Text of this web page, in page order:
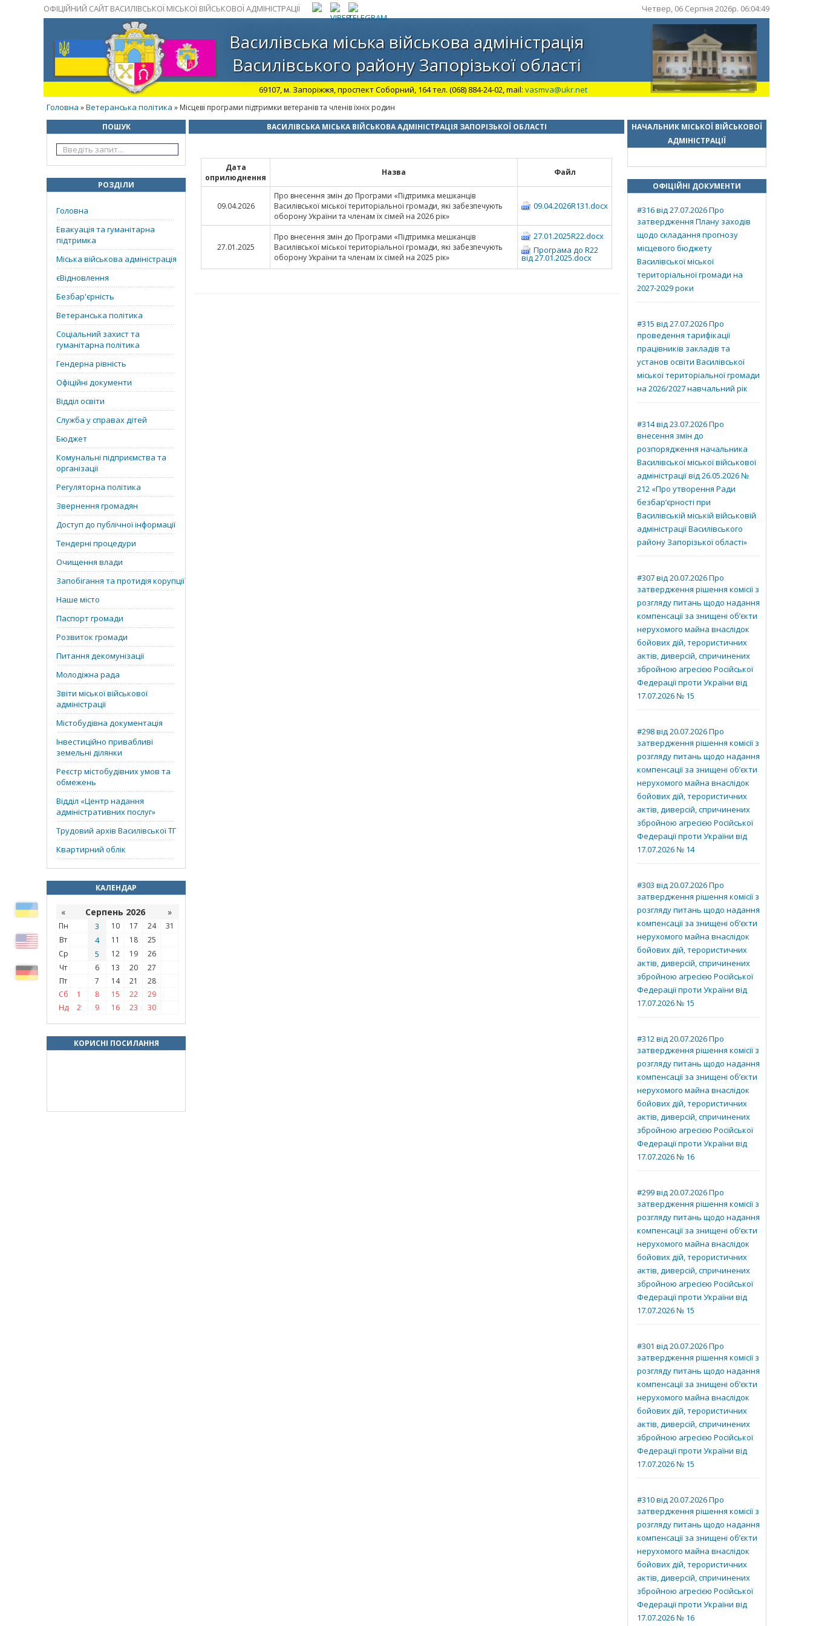
ОФІЦІЙНИЙ САЙТ ВАСИЛІВСЬКОЇ МІСЬКОЇ ВІЙСЬКОВОЇ АДМІНІСТРАЦІЇ Четвер, 06 Серпня 2026р. 06:04:49
Василівська міська військова адміністрація
Василівського району Запорізької області
69107, м. Запоріжжя, проспект Соборний, 164 тел. (068) 884-24-02, mail: vasmva@ukr.net
Головна »Ветеранська політика » Місцеві програми підтримки ветеранів та членів їхніх родин
ПОШУК
РОЗДІЛИ
Головна
Евакуація та гуманітарна
підтримка
Міська військова адміністрація
єВідновлення
Безбар'єрність
Ветеранська політика
Соціальний захист та
гуманітарна політика
Гендерна рівність
Офіційні документи
Відділ освіти
Служба у справах дітей
Бюджет
Комунальні підприємства та
організації
Регуляторна політика
Звернення громадян
Доступ до публічної інформації
Тендерні процедури
Очищення влади
Запобігання та протидія корупції
Наше місто
Паспорт громади
Розвиток громади
Питання декомунізації
Молодіжна рада
Звіти міської військової
адміністрації
Містобудівна документація
Інвестиційно привабливі
земельні ділянки
Реєстр містобудівних умов та
обмежень
Відділ «‎Центр надання
адміністративних послуг»
Трудовий архів Василівської ТГ
Квартирний облік
КАЛЕНДАР
« Серпень 2026 »
Пн 3 10 17 24
31
Вт
4 11 18
25
Ср
5 12 19
26
Чт
6 13 20
27
Пт
7 14 21
28
Сб
1 8 15 22
29
Нд
2 9 16 23 30
КОРИСНІ ПОСИЛАННЯ
ВАСИЛІВСЬКА МІСЬКА ВІЙСЬКОВА АДМІНІСТРАЦІЯ ЗАПОРІЗЬКОЇ ОБЛАСТІ
Дата
оприлюднення
Назва Файл
09.04.2026
Про внесення змін до Програми «Підтримка мешканців
Василівської міської територіальної громади, які забезпечують
оборону України та членам їх сімей на 2026 рік»
09.04.2026R131.docx
27.01.2025
Про внесення змін до Програми «Підтримка мешканців
Василівської міської територіальної громади, які забезпечують
оборону України та членам їх сімей на 2025 рік»
27.01.2025R22.docx
Програма до R22
від 27.01.2025.docx
НАЧАЛЬНИК МІСЬКОЇ ВІЙСЬКОВОЇ
АДМІНІСТРАЦІЇ
ОФІЦІЙНІ ДОКУМЕНТИ
#316 від 27.07.2026 Про
затвердження Плану заходів
щодо складання прогнозу
місцевого бюджету
Василівської міської
територіальної громади на
2027-2029 роки
#315 від 27.07.2026 Про
проведення тарифікації
працівників закладів та
установ освіти Василівської
міської територіальної громади
на 2026/2027 навчальний рік
#314 від 23.07.2026 Про
внесення змін до
розпорядження начальника
Василівської міської військової
адміністрації від 26.05.2026 №
212 «Про утворення Ради
безбар’єрності при
Василівській міській військовій
адміністрації Василівського
району Запорізької області»
#307 від 20.07.2026 Про
затвердження рішення комісії з
розгляду питань щодо надання
компенсації за знищені об’єкти
нерухомого майна внаслідок
бойових дій, терористичних
актів, диверсій, спричинених
збройною агресією Російської
Федерації проти України від
17.07.2026 № 15
#298 від 20.07.2026 Про
затвердження рішення комісії з
розгляду питань щодо надання
компенсації за знищені об’єкти
нерухомого майна внаслідок
бойових дій, терористичних
актів, диверсій, спричинених
збройною агресією Російської
Федерації проти України від
17.07.2026 № 14
#303 від 20.07.2026 Про
затвердження рішення комісії з
розгляду питань щодо надання
компенсації за знищені об’єкти
нерухомого майна внаслідок
бойових дій, терористичних
актів, диверсій, спричинених
збройною агресією Російської
Федерації проти України від
17.07.2026 № 15
#312 від 20.07.2026 Про
затвердження рішення комісії з
розгляду питань щодо надання
компенсації за знищені об’єкти
нерухомого майна внаслідок
бойових дій, терористичних
актів, диверсій, спричинених
збройною агресією Російської
Федерації проти України від
17.07.2026 № 16
#299 від 20.07.2026 Про
затвердження рішення комісії з
розгляду питань щодо надання
компенсації за знищені об’єкти
нерухомого майна внаслідок
бойових дій, терористичних
актів, диверсій, спричинених
збройною агресією Російської
Федерації проти України від
17.07.2026 № 15
#301 від 20.07.2026 Про
затвердження рішення комісії з
розгляду питань щодо надання
компенсації за знищені об’єкти
нерухомого майна внаслідок
бойових дій, терористичних
актів, диверсій, спричинених
збройною агресією Російської
Федерації проти України від
17.07.2026 № 15
#310 від 20.07.2026 Про
затвердження рішення комісії з
розгляду питань щодо надання
компенсації за знищені об’єкти
нерухомого майна внаслідок
бойових дій, терористичних
актів, диверсій, спричинених
збройною агресією Російської
Федерації проти України від
17.07.2026 № 16